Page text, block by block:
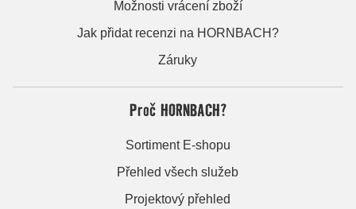
Možnosti vrácení zboží
Jak přidat recenzi na HORNBACH?
Záruky
Proč HORNBACH?
Sortiment E-shopu
Přehled všech služeb
Projektový přehled